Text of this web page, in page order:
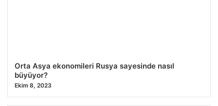
Orta Asya ekonomileri Rusya sayesinde nasıl
büyüyor?
Ekim 8, 2023